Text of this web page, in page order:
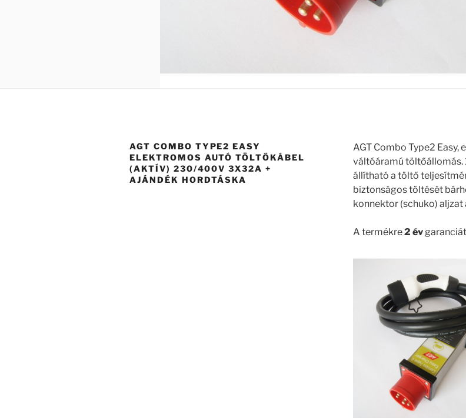
AGT COMBO TYPE2 EASY
ELEKTROMOS AUTÓ TÖLTŐKÁBEL
(AKTÍV) 230/400V 3X32A +
AJÁNDÉK HORDTÁSKA
AGT Combo Type2
váltóáramú töltőállomás.
állítható a töltő
biztonságos töltését
konnektor (schuko) aljzat
A termékre2 év